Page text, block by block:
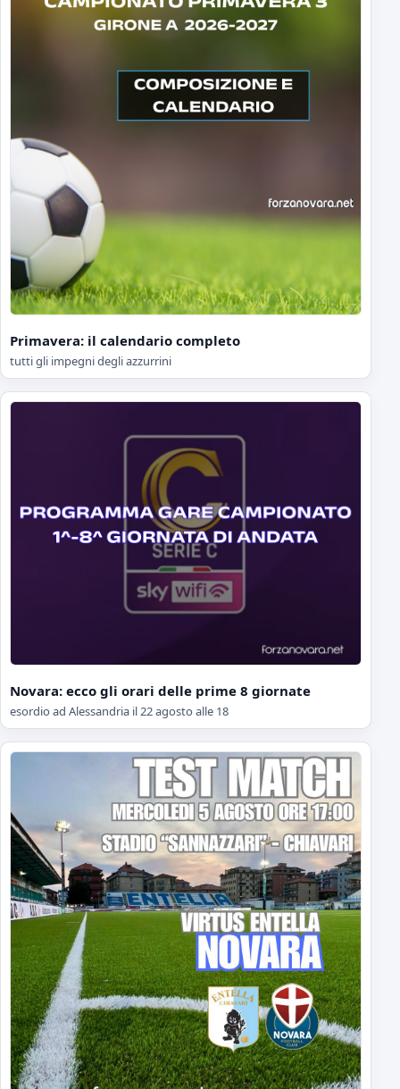
Primavera: il calendario completo
tutti gli impegni degli azzurrini
Novara: ecco gli orari delle prime 8 giornate
esordio ad Alessandria il 22 agosto alle 18